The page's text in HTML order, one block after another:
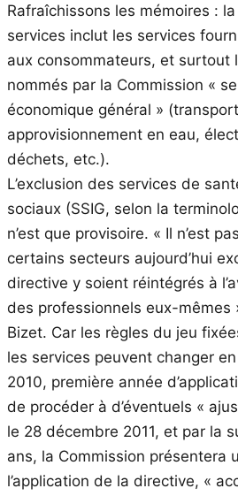
Rafraîchissons les mémoires :
services inclut les services
aux consommateurs, et surtout
nommés par la Commission «
économique général »
approvisionnement en eau,
déchets, etc.).
L’exclusion des services de
sociaux (SSIG, selon la
n’est que provisoire. « Il n’est
certains secteurs aujourd’hui
directive y soient réintégrés à
des professionnels eux-mêmes
Bizet. Car les règles du jeu
les services peuvent changer
2010, première année
de procéder à d’éventuels «
le 28 décembre 2011, et par la
ans, la Commission présentera
l’application de la directive, «